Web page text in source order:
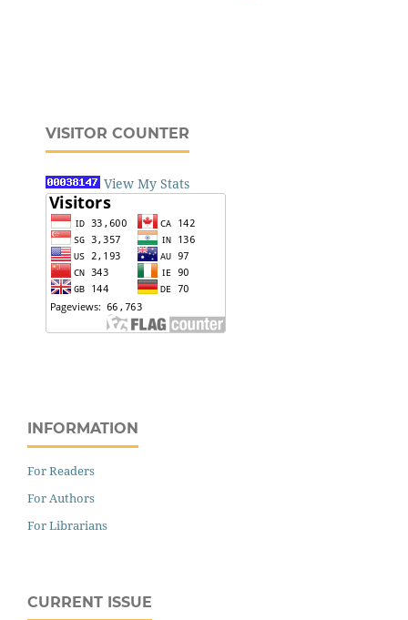
VISITOR COUNTER
View My Stats
INFORMATION
For Readers
For Authors
For Librarians
CURRENT ISSUE